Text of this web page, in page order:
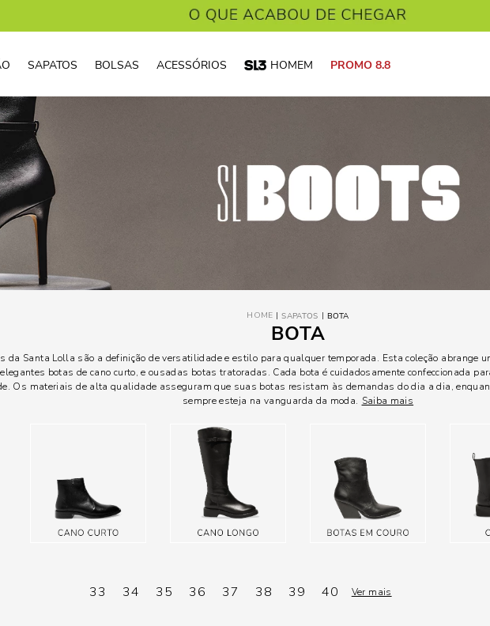
SAPATOS BOLSAS ACESSÓRIOS HOMEM PROMO 8.8
SAPATOS BOTA
BOTA
da Santa Lolla são a definição de versatilidade e estilo para qualquer temporada. Esta coleção abrange
botas de cano curto, e ousadas botas tratoradas. Cada bota é cuidadosamente confeccionada
Os materiais de alta qualidade asseguram que suas botas resistam às demandas do dia a dia,
sempre esteja na vanguarda da moda. Saiba mais
33 34 35 36 37 38 39 40 Ver mais